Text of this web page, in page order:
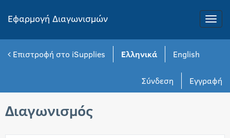
Toggle
Εφαρμογή Διαγωνισμών
Επιστροφή στο iSupplies Ελληνικά English
Εγγραφή
Σύνδεση
Διαγωνισμός